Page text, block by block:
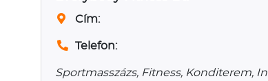
Cím:
Telefon:
Sportmasszázs, Fitness, Konditerem,